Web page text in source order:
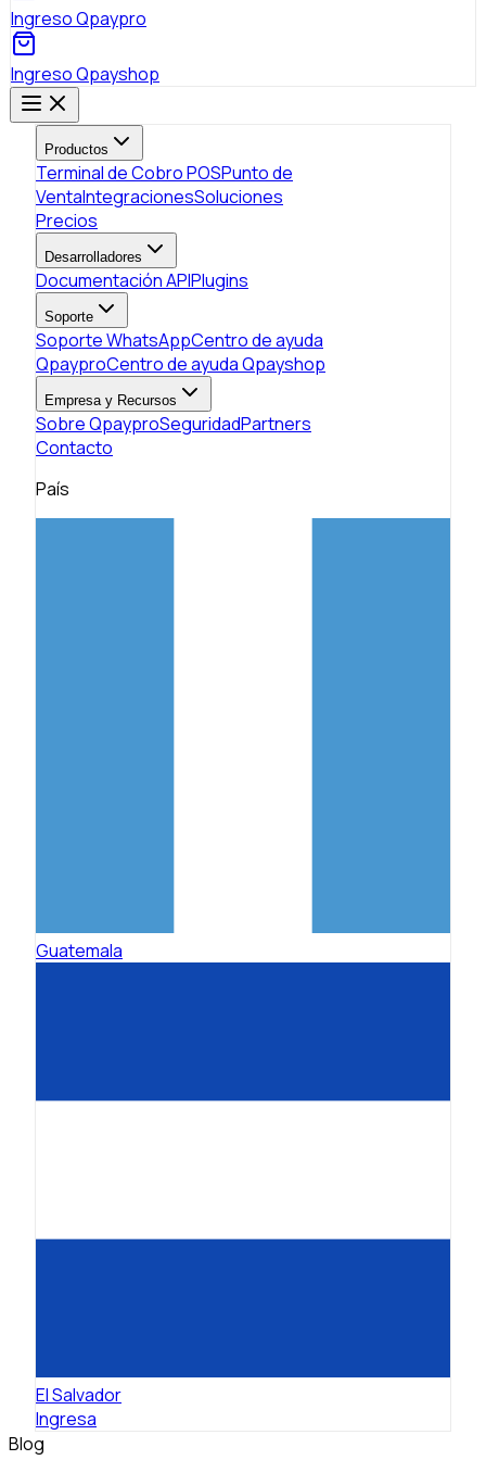
Ingreso Qpaypro
Ingreso Qpayshop
Productos
Terminal de Cobro POSPunto de
VentaIntegracionesSoluciones
Precios
Desarrolladores
Documentación APIPlugins
Soporte
Soporte WhatsAppCentro de ayuda
QpayproCentro de ayuda Qpayshop
Empresa y Recursos
Sobre QpayproSeguridadPartners
Contacto
País
Guatemala
El Salvador
Ingresa
Blog